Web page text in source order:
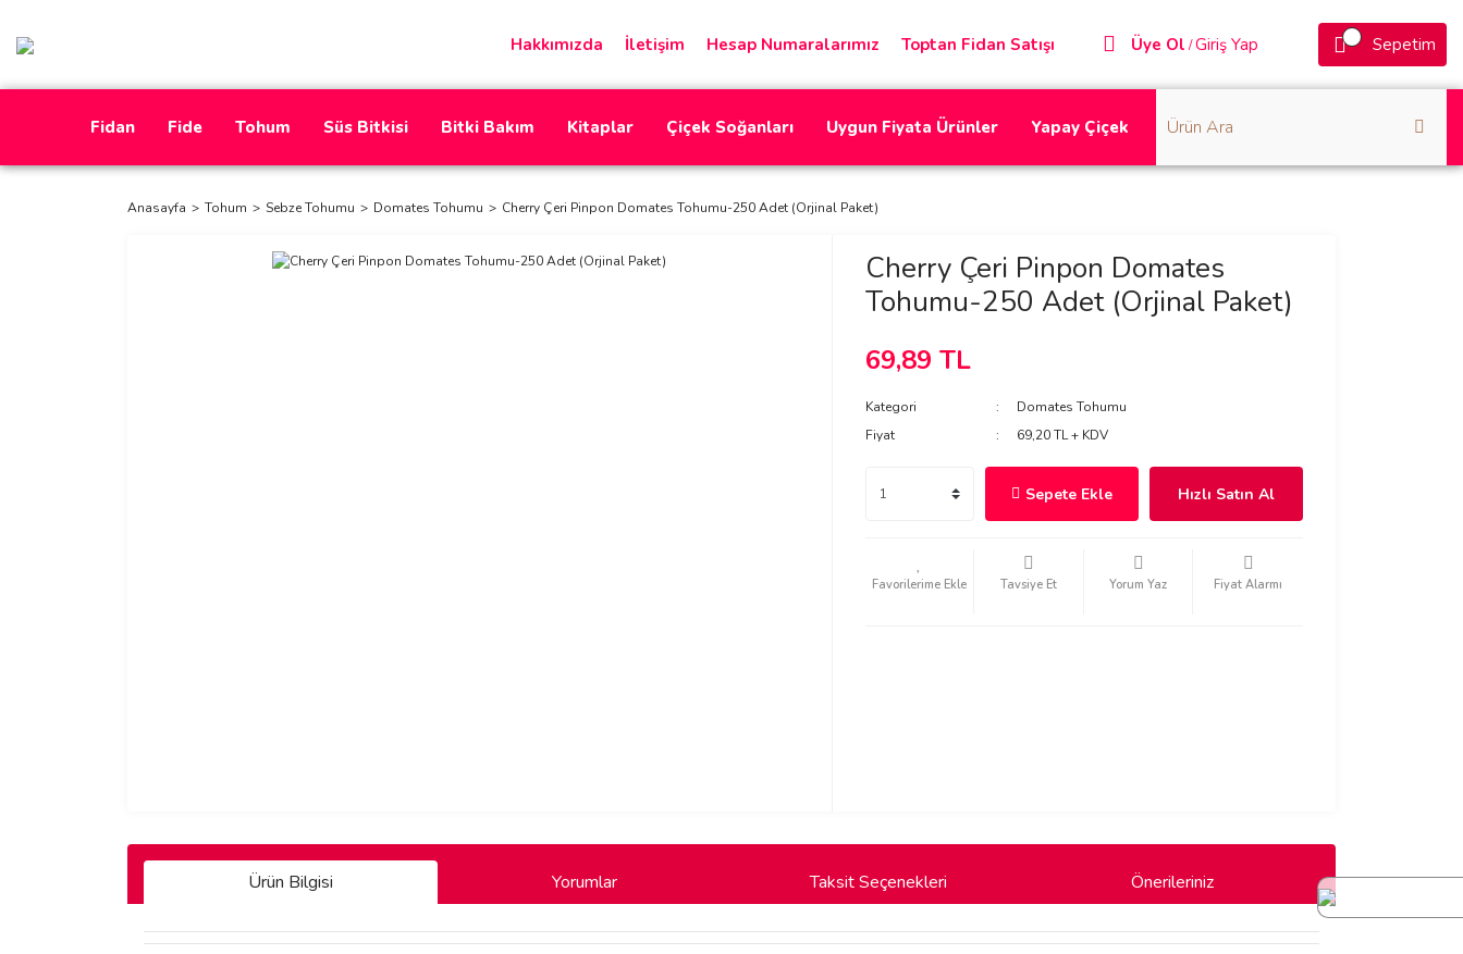
Hakkımızda İletişim Hesap Numaralarımız Toptan Fidan Satışı Üye Ol /Giriş Yap Sepetim
Fidan Fide Tohum Süs Bitkisi Bitki Bakım Kitaplar Çiçek Soğanları Uygun Fiyata Ürünler Yapay Çiçek
Anasayfa Tohum Sebze Tohumu Domates Tohumu Cherry Çeri Pinpon Domates Tohumu-250 Adet (Orjinal Paket)
Cherry Çeri Pinpon Domates
Tohumu-250 Adet (Orjinal Paket)
69,89 TL
Kategori
Domates Tohumu
Fiyat
69,20 TL + KDV
Sepete Ekle Hızlı Satın Al
Tavsiye Et Yorum Yaz Fiyat Alarmı
Ürün Bilgisi Yorumlar Taksit Seçenekleri Önerileriniz